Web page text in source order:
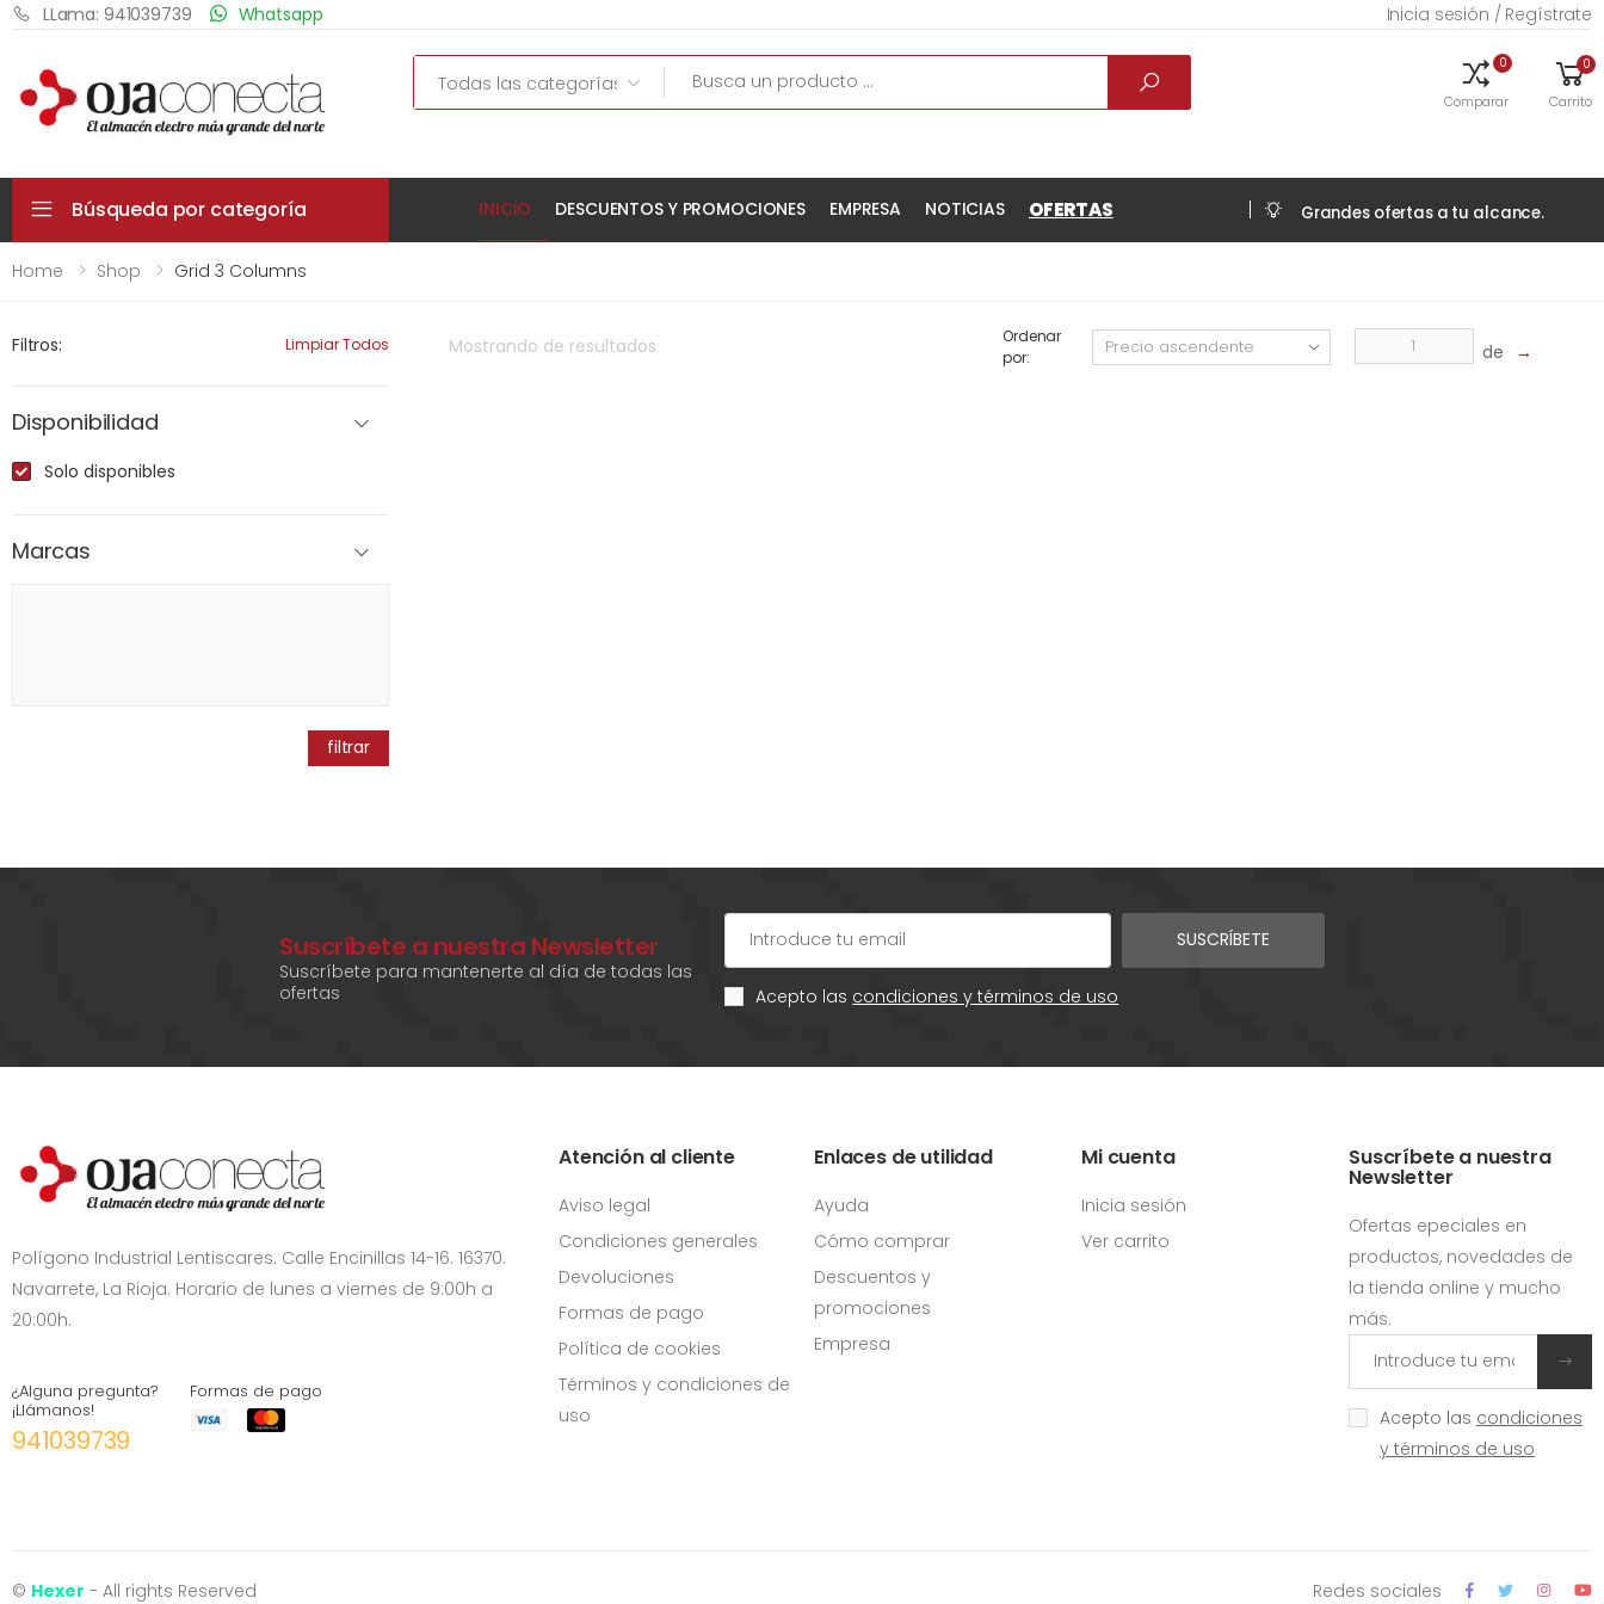
LLama: 941039739 Whatsapp Inicia sesión / Regístrate
Search 0
Comparar
0
Carrito
Búsqueda por categoría INICIO DESCUENTOS Y PROMOCIONES EMPRESA NOTICIAS OFERTAS Grandes ofertas a tu alcance.
Home Shop Grid 3 Columns
Mostrando de resultados
Ordenar
por:
de →
Filtros: Limpiar Todos
Disponibilidad
Solo disponibles
Marcas
filtrar
Suscríbete a nuestra Newsletter
Suscríbete para mantenerte al día de todas las
ofertas
SUSCRÍBETE
Acepto las condiciones y términos de uso
Polígono Industrial Lentiscares. Calle Encinillas 14-16. 16370.
Navarrete, La Rioja. Horario de lunes a viernes de 9:00h a
20:00h.
¿Alguna pregunta?
¡Llámanos!
941039739
Formas de pago
Atención al cliente
Aviso legal
Condiciones generales
Devoluciones
Formas de pago
Política de cookies
Términos y condiciones de
uso
Enlaces de utilidad
Ayuda
Cómo comprar
Descuentos y
promociones
Empresa
Mi cuenta
Inicia sesión
Ver carrito
Suscríbete a nuestra
Newsletter
Ofertas epeciales en
productos, novedades de
la tienda online y mucho
más.
Acepto las condiciones
y términos de uso
© Hexer - All rights Reserved Redes sociales